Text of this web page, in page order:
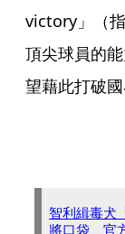
victory」（
頂尖球員的
望藉此打破
智利緝毒犬
將口袋 官